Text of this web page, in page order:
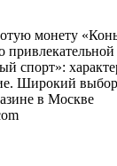
монету
привлекательной
спорт»:
Широкий
в Москве